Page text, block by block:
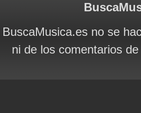
BuscaMusica.es no se
ni de los comentarios